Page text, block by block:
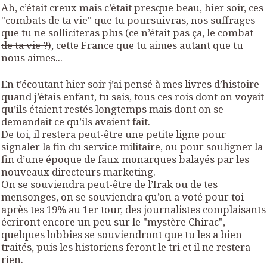
Ah, c’était creux mais c’était presque beau, hier soir, ces
"combats de ta vie" que tu poursuivras, nos suffrages
que tu ne solliciteras plus(ce n’était pas ça, le combat
de ta vie ?), cette France que tu aimes autant que tu
nous aimes...
En t’écoutant hier soir j’ai pensé à mes livres d’histoire
quand j’étais enfant, tu sais, tous ces rois dont on voyait
qu’ils étaient restés longtemps mais dont on se
demandait ce qu’ils avaient fait.
De toi, il restera peut-être une petite ligne pour
signaler la fin du service militaire, ou pour souligner la
fin d’une époque de faux monarques balayés par les
nouveaux directeurs marketing.
On se souviendra peut-être de l’Irak ou de tes
mensonges, on se souviendra qu’on a voté pour toi
après tes 19% au 1er tour, des journalistes complaisants
écriront encore un peu sur le "mystère Chirac",
quelques lobbies se souviendront que tu les a bien
traités, puis les historiens feront le tri et il ne restera
rien.